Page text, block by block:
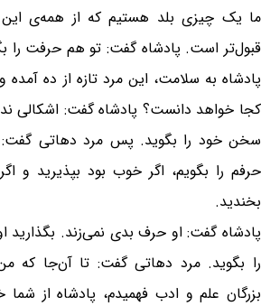
ما یک چیزی بلد هستیم که از همه‌ی
قبول‌تر است. پادشاه گفت: تو هم حرفت را
پادشاه به سلامت، این مرد تازه از ده آمده
کجا خواهد دانست؟ پادشاه گفت: اشکالی
سخن خود را بگوید. پس مرد دهاتی گفت:
حرفم را بگویم، اگر خوب بود بپذیرید و
بخندید.
پادشاه گفت: او حرف بدی نمی‌زند. بگذارید
را بگوید. مرد دهاتی گفت: تا آن‌جا که
بزرگان علم و ادب فهمیدم، پادشاه از